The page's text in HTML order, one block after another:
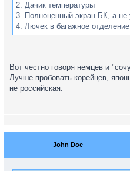
2. Дачик температуры
3. Полноценный экран БК, а не
4. Лючек в багажное
Вот честно говоря немцев и
Лучше пробовать корейцев,
не российская.
John Doe